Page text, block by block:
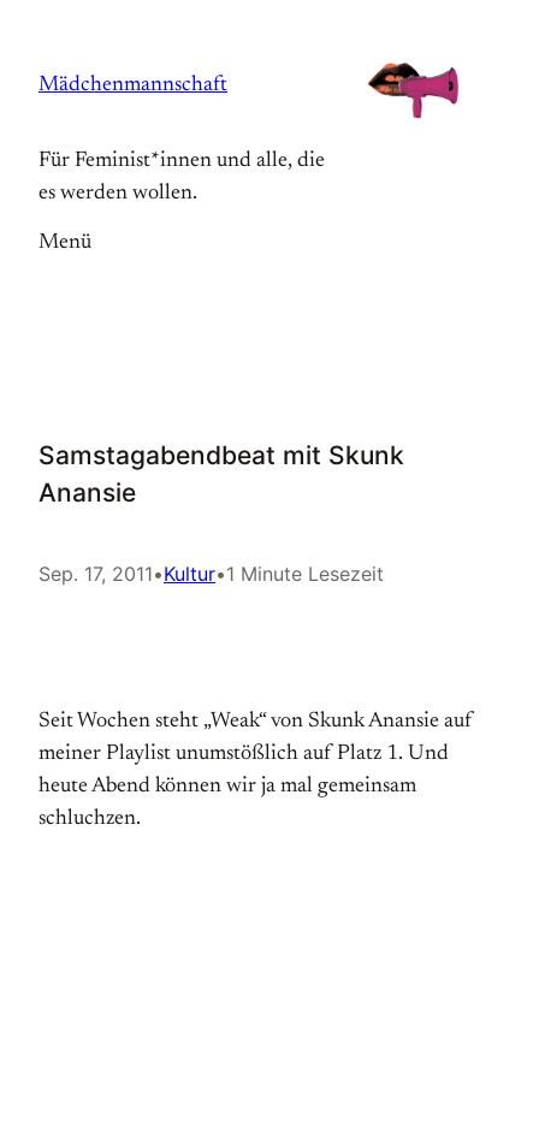
springen
Mädchenmannschaft
Für Feminist*innen und alle, die
es werden wollen.
Menü
Samstagabendbeat mit Skunk
Anansie
Sep. 17, 2011•Kultur•1 Minute Lesezeit
Seit Wochen steht „Weak“ von Skunk Anansie auf
meiner Playlist unumstößlich auf Platz 1. Und
heute Abend können wir ja mal gemeinsam
schluchzen.